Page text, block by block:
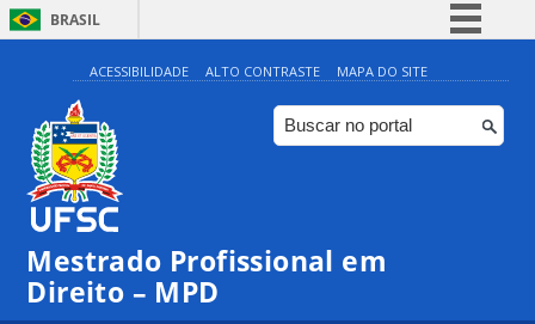
BRASIL
Simplifique!
Comunica BR
Participe
Canais
ACESSIBILIDADE ALTO CONTRASTE MAPA DO SITE
Mestrado Profissional em
Direito – MPD